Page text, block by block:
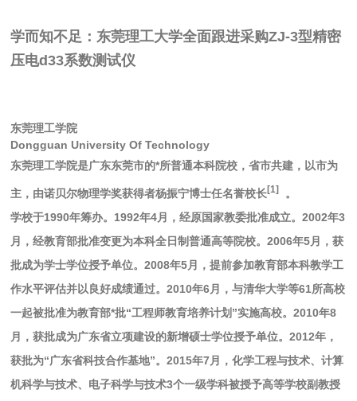
学而知不足：东莞理工大学全面跟进采购ZJ-3型精密
压电d33系数测试仪
东莞理工学院
Dongguan University Of Technology
东莞理工学院是广东东莞市的*所普通本科院校，省市共建，以市为
主，由诺贝尔物理学奖获得者杨振宁博士任名誉校长[1]
。
学校于1990年筹办。1992年4月，经原国家教委批准成立。2002年3
月，经教育部批准变更为本科全日制普通高等院校。2006年5月，获
批成为学士学位授予单位。2008年5月，提前参加教育部本科教学工
作水平评估并以良好成绩通过。2010年6月，与清华大学等61所高校
一起被批准为教育部*批“工程师教育培养计划”实施高校。2010年8
月，获批成为广东省立项建设的新增硕士学位授予单位。2012年，
获批为“广东省科技合作基地”。2015年7月，化学工程与技术、计算
机科学与技术、电子科学与技术3个一级学科被授予高等学校副教授